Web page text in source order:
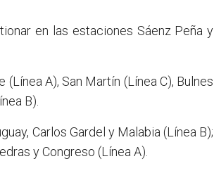
en las estaciones Sáenz Peña y
A), San Martín (Línea C), Bulnes
B).
Carlos Gardel y Malabia (Línea B);
y Congreso (Línea A).